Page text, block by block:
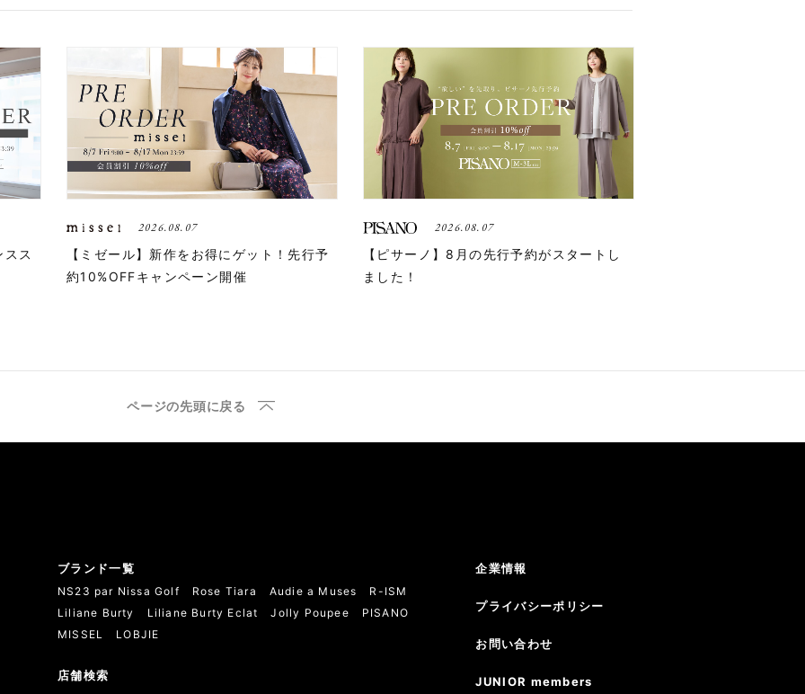
スス
2026.08.07
【ミゼール】新作をお得にゲット！先行予
約10%OFFキャンペーン開催
2026.08.07
【ピサーノ】8月の先行予約がスタートし
ました！
ページの先頭に戻る
ブランド一覧
NS23 par Nissa Golf Rose Tiara Audie a Muses
R-ISM
Liliane Burty
Liliane Burty Eclat Jolly Poupee
PISANO
MISSEL
LOBJIE
店舗検索
企業情報
プライバシーポリシー
お問い合わせ
JUNIOR members